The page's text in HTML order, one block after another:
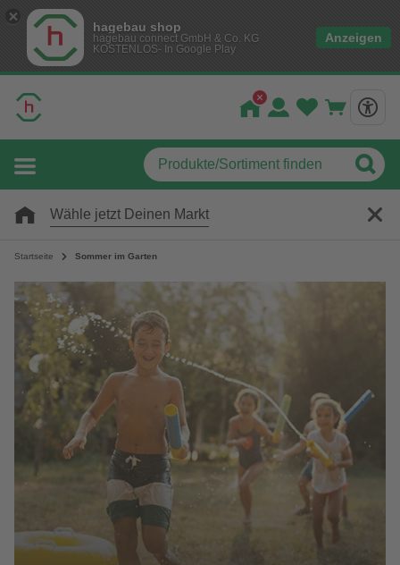
hagebau shop
hagebau connect GmbH & Co. KG
KOSTENLOS- In Google Play
Anzeigen
Wähle jetzt Deinen Markt
Startseite Sommer im Garten